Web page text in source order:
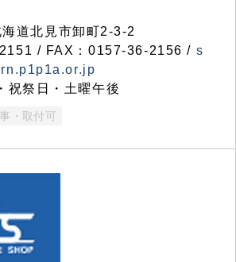
道北見市卸町2-3-2
/ FAX：0157-36-2156 / s
祝祭日・土曜午後
・取付可